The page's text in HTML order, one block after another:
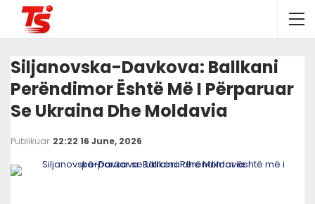
Siljanovska-Davkova: Ballkani
Perëndimor Është Më I Përparuar
Se Ukraina Dhe Moldavia
Publikuar 22:22 16 June, 2026